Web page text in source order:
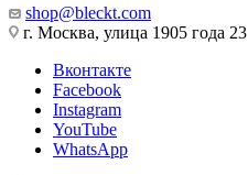
shop@bleckt.com
г. Москва, улица 1905 года 23
Вконтакте
Facebook
Instagram
YouTube
WhatsApp